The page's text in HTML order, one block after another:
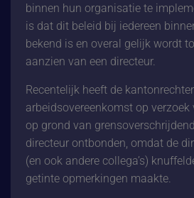
binnen hun organisatie te
is dat dit beleid bij iedereen
bekend is en overal gelijk wordt
aanzien van een directeur.
Recentelijk heeft de
arbeidsovereenkomst op verzoek
op grond van
directeur ontbonden, omdat de
(en ook andere collega’s)
getinte opmerkingen maakte.